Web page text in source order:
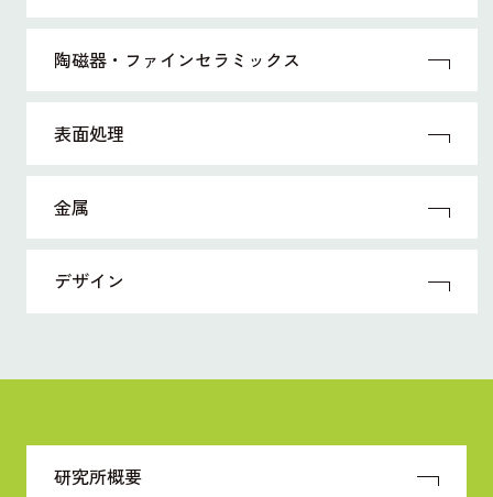
陶磁器・ファインセラミックス
表面処理
金属
デザイン
研究所概要